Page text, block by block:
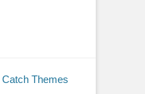
Catch Themes